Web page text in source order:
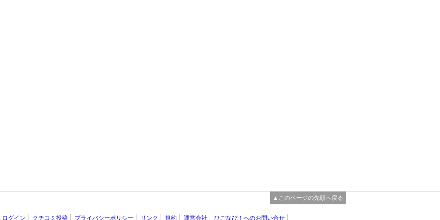
▲このページの先頭へ戻る
ログイン クチコミ投稿 プライバシーポリシー リンク 規約 運営会社 ひごなび！へのお問い合せ